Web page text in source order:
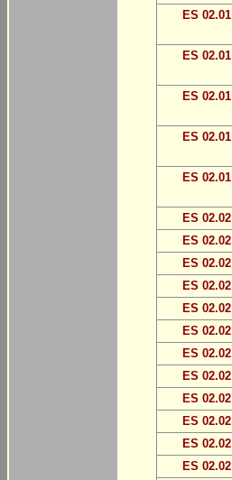
ES 02.01
ES 02.01
ES 02.01
ES 02.01
ES 02.01
ES 02.02
ES 02.02
ES 02.02
ES 02.02
ES 02.02
ES 02.02
ES 02.02
ES 02.02
ES 02.02
ES 02.02
ES 02.02
ES 02.02